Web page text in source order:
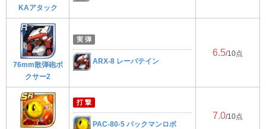
KAアタック
76mm散弾砲ボ
クサー2
実 弾
ARX-8 レーバテイン
6.5/10点
打 撃
PAC-80-5 パックマンロボ
7.0/10点